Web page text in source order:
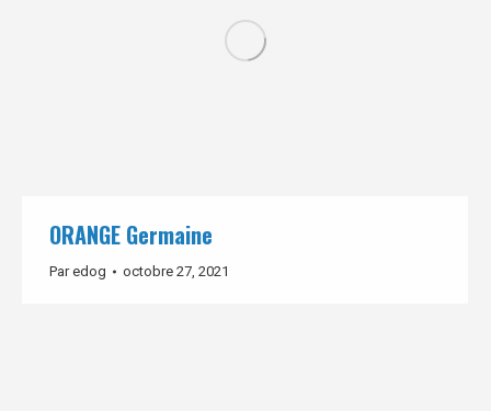
ORANGE Germaine
Paredog octobre 27, 2021